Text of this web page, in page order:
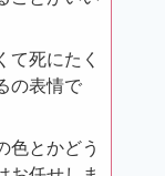
て死にたく
の表情で
色とかどう